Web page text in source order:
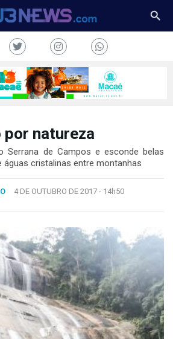
natureza
Serrana de Campos e esconde belas
águas cristalinas entre montanhas
4 DE OUTUBRO DE 2017 - 14h50